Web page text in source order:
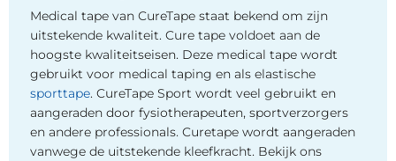
Medical tape van CureTape staat bekend om zijn
uitstekende kwaliteit. Cure tape voldoet aan de
hoogste kwaliteitseisen. Deze medical tape wordt
gebruikt voor medical taping en als elastische
sporttape. CureTape Sport wordt veel gebruikt en
aangeraden door fysiotherapeuten, sportverzorgers
en andere professionals. Curetape wordt aangeraden
vanwege de uitstekende kleefkracht. Bekijk ons